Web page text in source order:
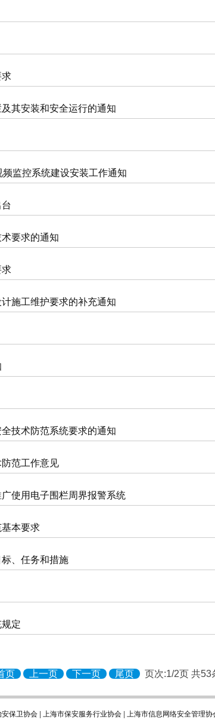
求
其安装和安全运行的通知
监控系统建设安装工作通知
要求的通知
求
施工维护要求的补充通知
技术防范系统要求的通知
范工作意见
使用电子围栏周界报警系统
本要求
、任务和措施
定
页 上一页 下一页 尾页 页次:1/2页 共53
保卫协会 上海市保安服务行业协会 上海市信息网络安全管理协